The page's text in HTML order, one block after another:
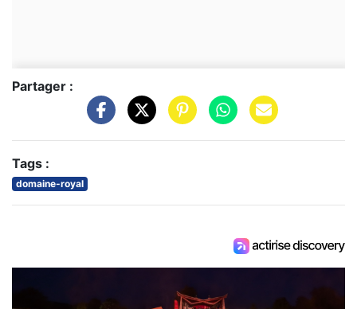
Partager :
Tags :
domaine-royal